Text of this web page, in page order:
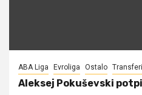
ABA Liga Evroliga Ostalo Transferi
Aleksej Pokuševski